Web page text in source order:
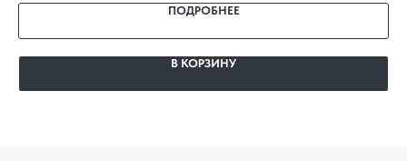
ПОДРОБНЕЕ
В КОРЗИНУ